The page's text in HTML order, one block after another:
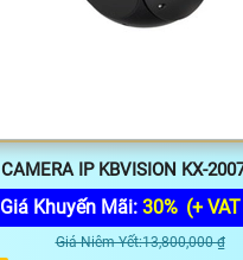
CAMERA IP KBVISION KX-
Giá Khuyến Mãi: 30% (+
Giá Niêm Yết:13,800,000 ₫